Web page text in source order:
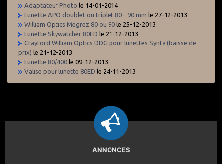
Adaptateur Photo le 14-01-2014
Lunette APO doublet ou triplet 80 - 90 mm le 27-12-2013
William Optics Megrez 80 ou 90 le 25-12-2013
Lunette Skywatcher 80ED le 21-12-2013
Crayford William Optics DDG pour lunettes Synta (baisse de
prix) le 21-12-2013
Lunette 80/400 le 09-12-2013
Valise pour lunette 80ED le 24-11-2013
ANNONCES